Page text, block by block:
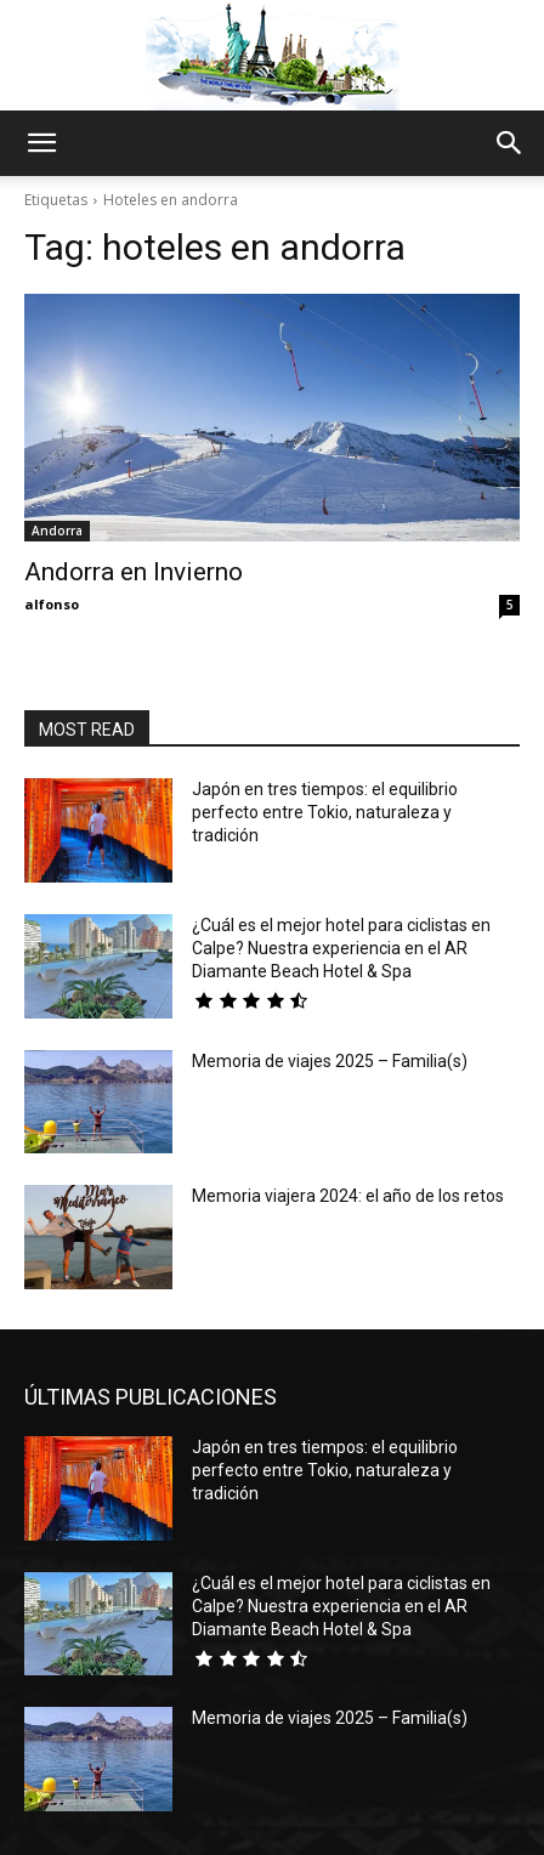
Thru
My
Etiquetas Hoteles en andorra
Tag: hoteles en andorra
Andorra
Andorra en Invierno
alfonso 5
MOST READ
Japón en tres tiempos: el equilibrio
perfecto entre Tokio, naturaleza y
tradición
¿Cuál es el mejor hotel para ciclistas en
Calpe? Nuestra experiencia en el AR
Diamante Beach Hotel & Spa
Memoria de viajes 2025 – Familia(s)
Memoria viajera 2024: el año de los retos
ÚLTIMAS PUBLICACIONES
Japón en tres tiempos: el equilibrio
perfecto entre Tokio, naturaleza y
tradición
¿Cuál es el mejor hotel para ciclistas en
Calpe? Nuestra experiencia en el AR
Diamante Beach Hotel & Spa
Memoria de viajes 2025 – Familia(s)